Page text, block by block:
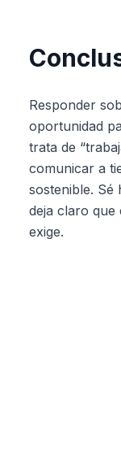
Responder
oportunidad
trata de
comunicar a
sostenible.
deja claro que
exige.